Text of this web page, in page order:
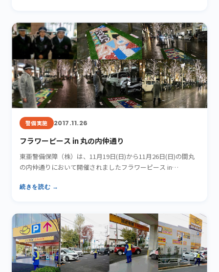
警備実施 2017.11.26
フラワーピース in 丸の内仲通り
東亜警備保障（株）は、11月19日(日)から11月26日(日)の間丸
の内仲通りにおいて開催されましたフラワーピース in…
続きを読む →